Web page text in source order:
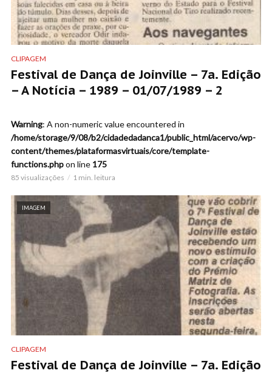
CLIPAGEM
Festival de Dança de Joinville – 7a. Edição
– A Notícia – 1989 – 01/07/1989 – 2
Warning: A non-numeric value encountered in
/home/storage/9/08/b2/cidadedadanca1/public_html/acervo/wp-
content/themes/plataformasvirtuais/core/template-
functions.phpon line 175
85 visualizações 1 min. leitura
IMAGEM
CLIPAGEM
Festival de Dança de Joinville – 7a. Edição